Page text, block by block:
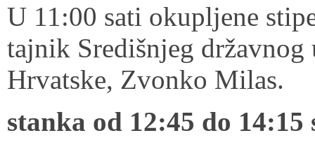
U 11:00 sati okupljene
tajnik Središnjeg državnog
Hrvatske, Zvonko Milas.
​stanka od 12:45 do 14:15